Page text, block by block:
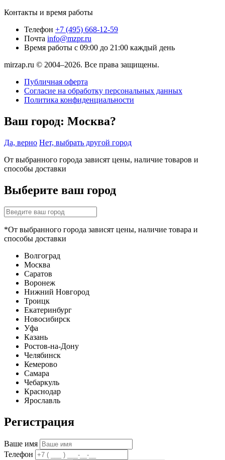
Контакты и время работы
Телефон +7 (495) 668-12-59
Почта info@mzpr.ru
Время работы с 09:00 до 21:00 каждый день
mirzap.ru © 2004–2026. Все права защищены.
Публичная оферта
Согласие на обработку персональных данных
Политика конфиденциальности
Ваш город: Москва?
Да, верно Нет, выбрать другой город
От выбранного города зависят цены, наличие товаров и
способы доставки
Выберите ваш город
*От выбранного города зависят цены, наличие товара и
способы доставки
Волгоград
Москва
Саратов
Воронеж
Нижний Новгород
Троицк
Екатеринбург
Новосибирск
Уфа
Казань
Ростов-на-Дону
Челябинск
Кемерово
Самара
Чебаркуль
Краснодар
Ярославль
Регистрация
Ваше имя
Телефон